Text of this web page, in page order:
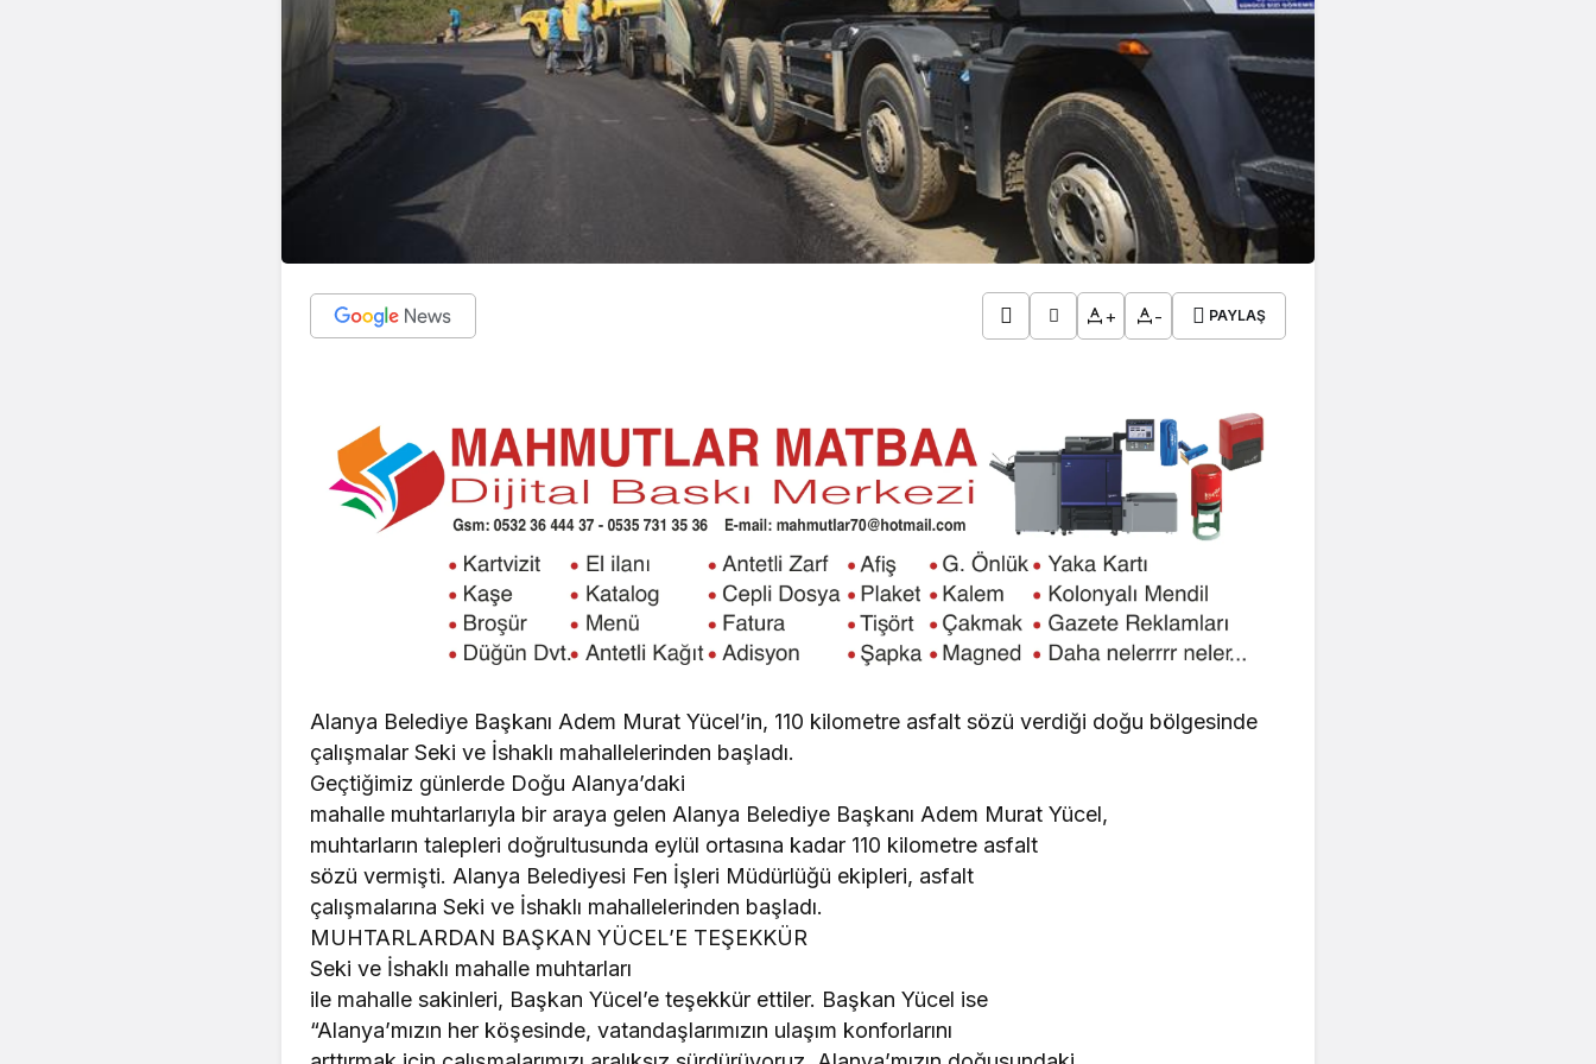
+ - PAYLAŞ
Alanya Belediye Başkanı Adem Murat Yücel’in, 110 kilometre asfalt sözü verdiği doğu bölgesinde
çalışmalar Seki ve İshaklı mahallelerinden başladı.
Geçtiğimiz günlerde Doğu Alanya’daki
mahalle muhtarlarıyla bir araya gelen Alanya Belediye Başkanı Adem Murat Yücel,
muhtarların talepleri doğrultusunda eylül ortasına kadar 110 kilometre asfalt
sözü vermişti. Alanya Belediyesi Fen İşleri Müdürlüğü ekipleri, asfalt
çalışmalarına Seki ve İshaklı mahallelerinden başladı.
MUHTARLARDAN BAŞKAN YÜCEL’E TEŞEKKÜR
Seki ve İshaklı mahalle muhtarları
ile mahalle sakinleri, Başkan Yücel’e teşekkür ettiler. Başkan Yücel ise
“Alanya’mızın her köşesinde, vatandaşlarımızın ulaşım konforlarını